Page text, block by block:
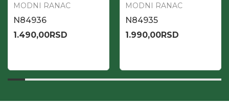
MODNI RANAC
N84936
1.490,00RSD
MODNI RANAC
N84935
1.990,00RSD